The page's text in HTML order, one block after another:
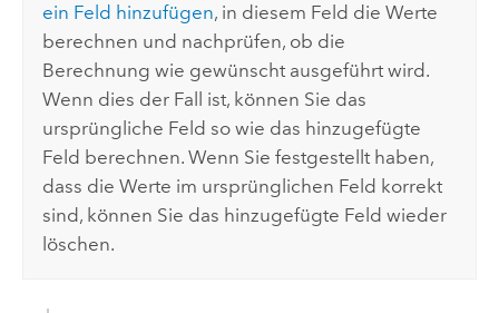
ein Feld hinzufügen, in diesem Feld die Werte
berechnen und nachprüfen, ob die
Berechnung wie gewünscht ausgeführt wird.
Wenn dies der Fall ist, können Sie das
ursprüngliche Feld so wie das hinzugefügte
Feld berechnen. Wenn Sie festgestellt haben,
dass die Werte im ursprünglichen Feld korrekt
sind, können Sie das hinzugefügte Feld wieder
löschen.